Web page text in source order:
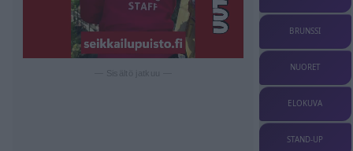
BRUNSSI
NUORET
ELOKUVA
STAND-UP